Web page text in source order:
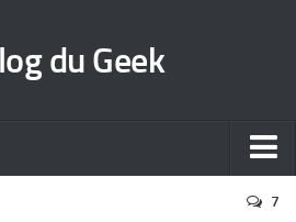
du Geek
7